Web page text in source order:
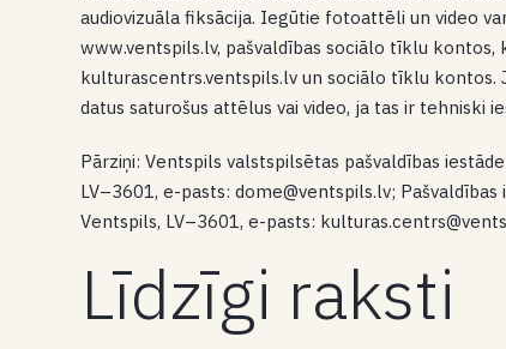
audiovizuāla fiksācija. Iegūtie fotoattēli un video
www.ventspils.lv, pašvaldības sociālo tīklu
kulturascentrs.ventspils.lv un sociālo tīklu kontos.
datus saturošus attēlus vai video, ja tas ir tehniski
Pārziņi: Ventspils valstspilsētas pašvaldības
LV–3601, e-pasts: dome@ventspils.lv;
Ventspils, LV–3601, e-pasts:
Līdzīgi raksti